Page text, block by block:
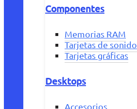
Componentes
Memorias RAM
Tarjetas de sonido
Tarjetas gráficas
Desktops
Accesorios